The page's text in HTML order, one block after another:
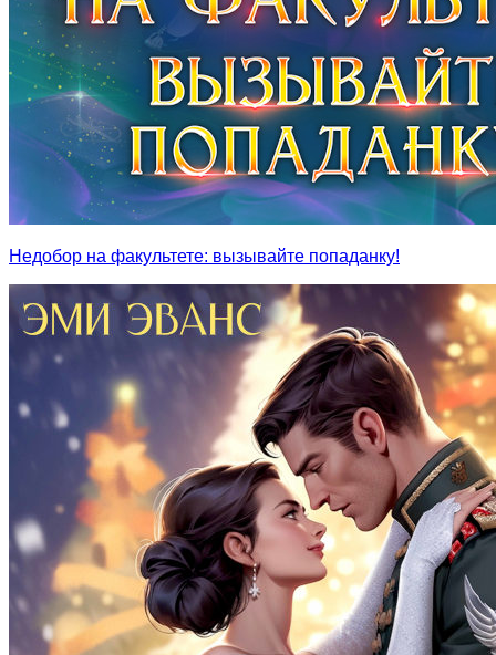
Недобор на факультете: вызывайте попаданку!